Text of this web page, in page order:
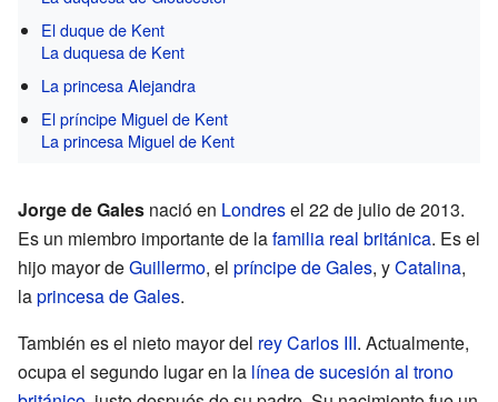
El duque de Kent
La duquesa de Kent
La princesa Alejandra
El príncipe Miguel de Kent
La princesa Miguel de Kent
Jorge de Gales nació en Londresel 22 de julio de 2013.
Es un miembro importante de lafamilia real británica. Es el
hijo mayor deGuillermo, el príncipe de Gales, yCatalina,
laprincesa de Gales.
También es el nieto mayor del reyCarlos III. Actualmente,
ocupa el segundo lugar en la línea de sucesión al trono